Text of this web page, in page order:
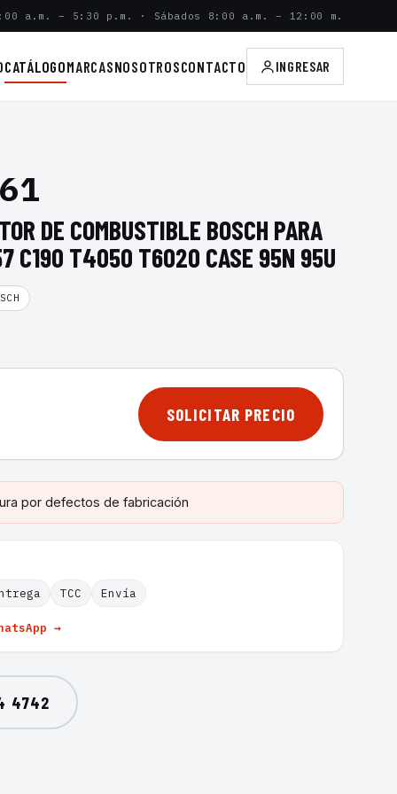
a.m. – 5:30 p.m. · Sábados 8:00 a.m. – 12:00 m.
CATÁLOGOMARCASNOSOTROSCONTACTO INGRESAR
DE COMBUSTIBLE BOSCH PARA
C190 T4050 T6020 CASE 95N 95U
SOLICITAR PRECIO
por defectos de fabricación
TCC Envía
→
4742